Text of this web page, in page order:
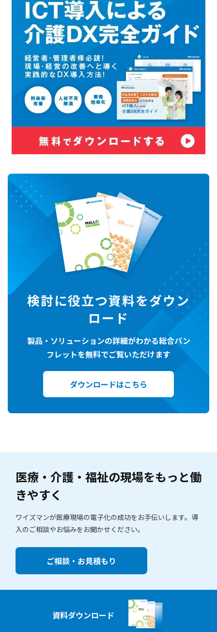
検討に役立つ資料をダウン
ロード
製品・ソリューションの詳細がわかる総合パン
フレットを無料でご覧いただけます
ダウンロードはこちら
医療・介護・福祉の現場をもっと働
きやすく
ワイズマンが医療現場の電子化の成功をお手伝いします。 導
入のご相談やお悩みをお聞かせください。
ご相談・お見積もり
資料ダウンロード